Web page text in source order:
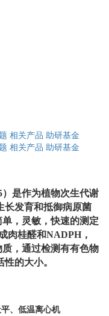
相关产品 助研基金
相关产品 助研基金
）是作为植物次生代谢
长发育和抵御病原菌
，灵敏，快速的测定
肉桂醛和NADPH ，
，通过检测有有色物
性的大小。
、低温离心机